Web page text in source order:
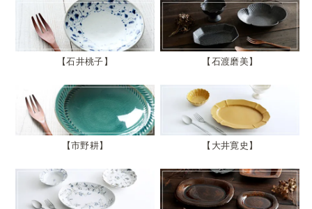
石井桃子 石渡磨美
市野耕 大井寛史